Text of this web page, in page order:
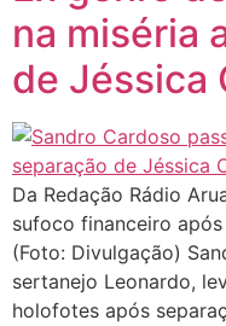
na miséria
de Jéssica
Da Redação Rádio
sufoco financeiro
(Foto: Divulgação)
sertanejo Leonardo,
holofotes após